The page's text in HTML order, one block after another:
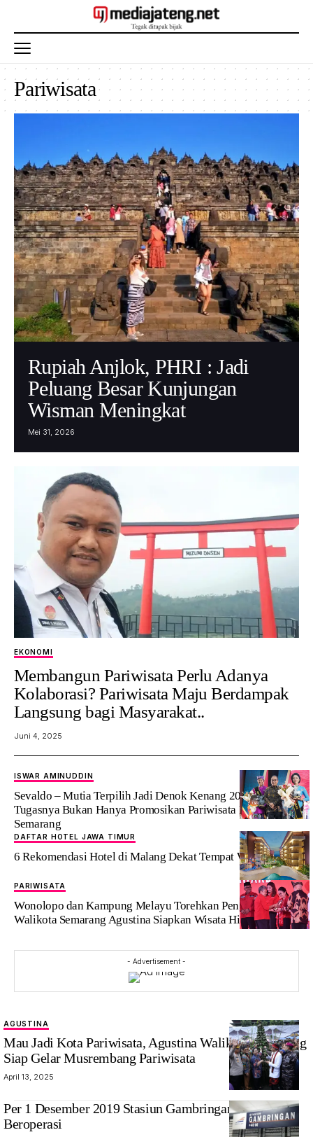
Pariwisata
Rupiah Anjlok, PHRI : Jadi
Peluang Besar Kunjungan
Wisman Meningkat
Mei 31, 2026
EKONOMI
‎Membangun Pariwisata Perlu Adanya
Kolaborasi? Pariwisata Maju Berdampak
Langsung bagi Masyarakat..
Juni 4, 2025
ISWAR AMINUDDIN
Sevaldo – Mutia Terpilih Jadi Denok Kenang 2025,
Tugasnya Bukan Hanya Promosikan Pariwisata Kota
Semarang
DAFTAR HOTEL JAWA TIMUR
6 Rekomendasi Hotel di Malang Dekat Tempat Wisata
PARIWISATA
Wonolopo dan Kampung Melayu Torehkan Penghargaan,
Walikota Semarang Agustina Siapkan Wisata Hidden Gem
- Advertisement -
AGUSTINA
Mau Jadi Kota Pariwisata, Agustina Walikota Semarang
Siap Gelar Musrembang Pariwisata
April 13, 2025
Per 1 Desember 2019 Stasiun Gambringan Kembali
Beroperasi